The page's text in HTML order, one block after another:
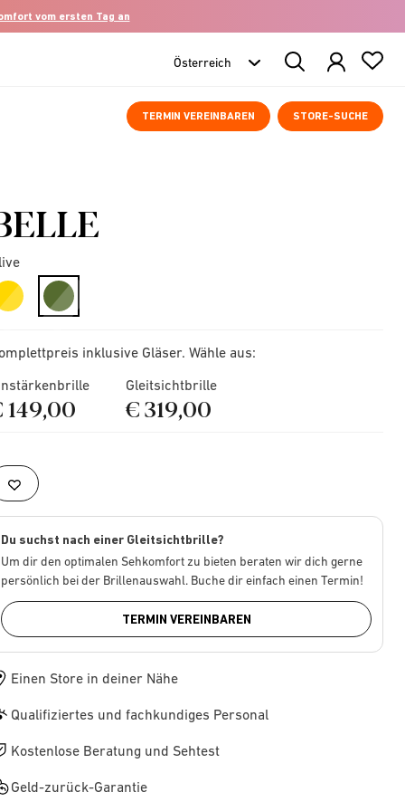
vom ersten Tag an
Search
Products
TERMIN VEREINBAREN STORE-SUCHE
selected
inklusive Gläser. Wähle aus:
149,00
Gleitsichtbrille
€ 319,00
Du suchst nach einer Gleitsichtbrille?
Um dir den optimalen Sehkomfort zu bieten beraten wir dich gerne
persönlich bei der Brillenauswahl. Buche dir einfach einen Termin!
TERMIN VEREINBAREN
Einen Store in deiner Nähe
Qualifiziertes und fachkundiges Personal
Kostenlose Beratung und Sehtest
Geld-zurück-Garantie